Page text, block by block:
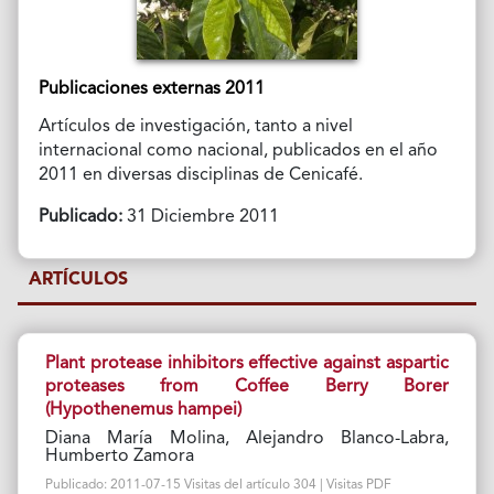
Publicaciones externas 2011
Artículos de investigación, tanto a nivel
internacional como nacional, publicados en el año
2011 en diversas disciplinas de Cenicafé.
Publicado:31 Diciembre 2011
ARTÍCULOS
Plant protease inhibitors effective against aspartic
proteases from Coffee Berry Borer
(Hypothenemus hampei)
Diana María Molina, Alejandro Blanco-Labra,
Humberto Zamora
Publicado: 2011-07-15 Visitas del artículo 304 | Visitas PDF